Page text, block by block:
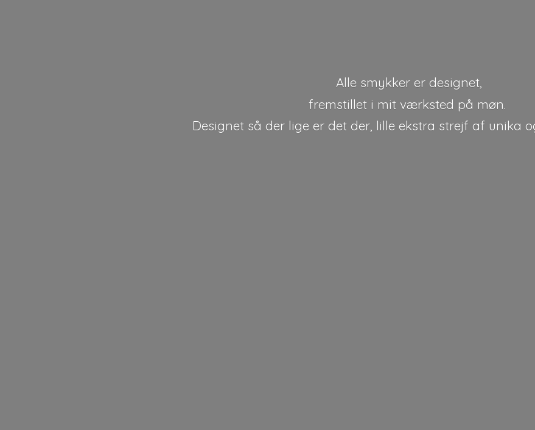
Alle smykker er designet,
fremstillet i mit værksted på møn.
Designet så der lige er det der, lille ekstra strejf af unika